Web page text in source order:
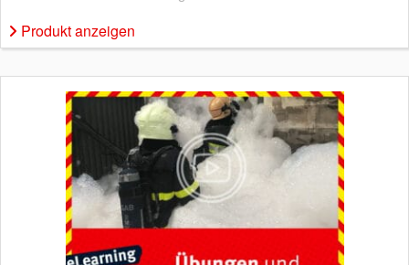
Produkt anzeigen